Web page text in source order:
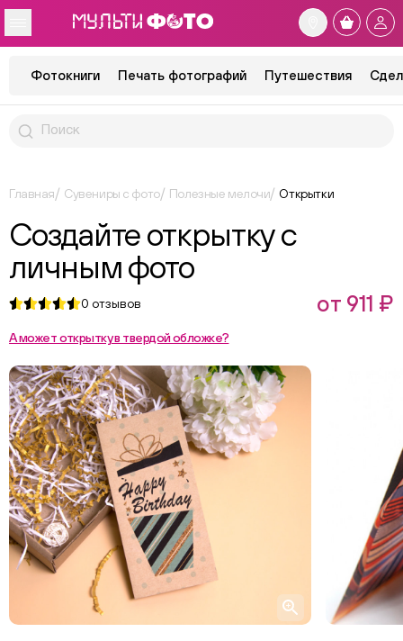
Фотокниги Печать фотографий Путешествия
Главная Сувениры с фото Полезные мелочи Открытки
Создайте открытку с
личным фото
0 отзывов от 911 ₽
А может открытку в твердой обложке?